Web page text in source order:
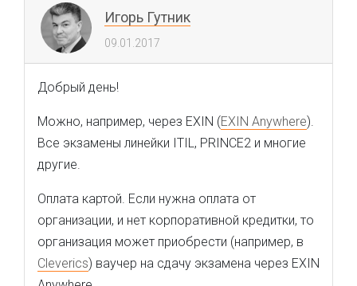
Игорь Гутник
09.01.2017
Добрый день!
Можно, например, через EXIN (EXIN Anywhere).
Все экзамены линейки ITIL, PRINCE2 и многие
другие.
Оплата картой. Если нужна оплата от
организации, и нет корпоративной кредитки, то
организация может приобрести (например, в
Cleverics) ваучер на сдачу экзамена через EXIN